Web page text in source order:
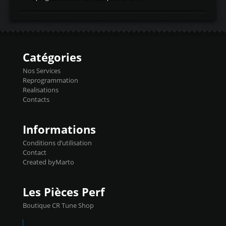
d'admissiontemp ex. pour atmo -30- 80°C
temperaturetemperature ldr moteurtemp
Injecteurs + Flashpro 1370€ TTC Le
précise et performante. Vous pourrez
basculer de la carto sans plomb à Ethanol à
l'aide du flashpro OPTION ECONOMIQUES
Reprog SP 98 sur le calculateur d'origine
450€ TTC Un gain d'environ 10cv et 15nm
Catégories
Nos Services
Reprogrammation
Realisations
Contacts
Informations
Conditions d’utilisation
Contact
Created byMarto
Les Pièces Perf
Boutique CR Tune Shop